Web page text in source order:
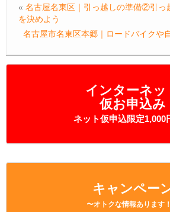
インターネッ
仮お申込み
ネット仮申込限定1,000
キャンペー
〜オトクな情報あります
« 名古屋名東区｜引っ越しの準備②引っ
を決めよう
名古屋市名東区本郷｜ロードバイクや